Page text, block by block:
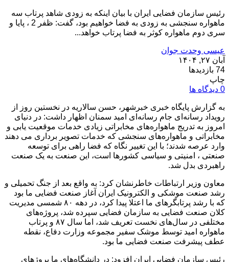
رئیس سازمان فضایی ایران با بیان اینکه به زودی شاهد پرتاب سه
ماهواره سنجشی به زودی به فضا خواهیم بود، گفت: ظفر 2 ، پایا و
سری دوم ماهواره کوثر به فضا پرتاب خواهد...
عیسی وحدت جوان
آبان ۲۷, ۱۴۰۴
74 بازدیدها
چاپ
0 دیدگاه ها
به گزارش پایگاه خبری خبرشهر، حسن سالاریه در نخستین روز از
رویداد رسانه‌ای جام رسانه‌ای امید سمنان ‌اظهار داشت: در دنیای
امروز به تدریج ماهواره‌های مخابراتی زیادی خدمات موقعیت یابی و
مخابراتی و ماهواره‌های سنجشی که خدمات تصویر برداری می دهند
وارد عرصه شدند؛ با این تغییر نگاه که فضا راهی برای توسعه
صنعتی ، امنیتی و سیاسی کشورها است، این صنعت به یک صنعت
راهبردی بدل شد.
معاون وزیر ارتباطات خاطرنشان کرد: به واقع بعد از جنگ تحمیلی و
رشد صنعت موشکی و الکترونیک ایران آغاز صنعت فضایی ما بود
که با رشد پرتابگر‌های ما اعتلا پیدا کرد، در دهه ۸۰ شمسی مدیریت
کلان صنعت فضایی به سازمان فضایی سپرده شد، پروژه‌های
مختلفی در سال‌های نخست تعریف شد، اما سال ۸۷ و پرتاب
ماهواره امید توسط موشک سفیر مجموعه وزارت دفاع، نقطه
عطف پیشرفت صنعت فضایی ما بود.
رئیس سازمان فضایی ایران افزود: در دانشگاه‌های ما پروژهای